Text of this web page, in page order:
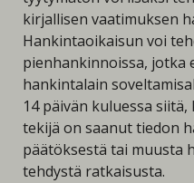
kirjallisen vaatimuksen
Hankintaoikaisun voi
pienhankinnoissa, jotka
hankintalain
14 päivän kuluessa
tekijä on saanut tiedon
päätöksestä tai muusta
tehdystä ratkaisusta.